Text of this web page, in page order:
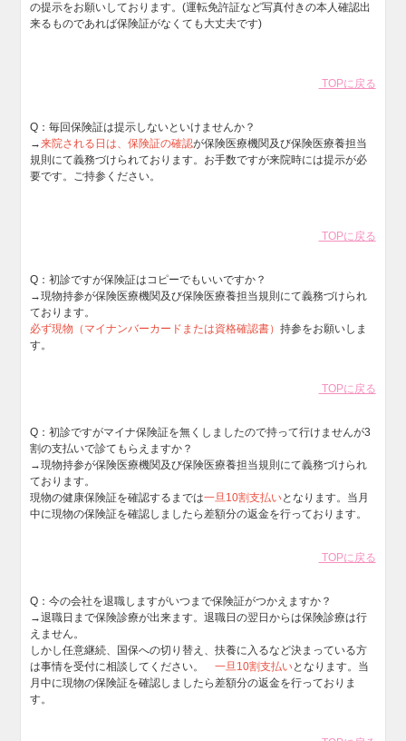
の提示をお願いしております。(運転免許証など写真付きの本人確認出
来るものであれば保険証がなくても大丈夫です)
TOPに戻る
Q：毎回保険証は提示しないといけませんか？
→来院される日は、保険証の確認が保険医療機関及び保険医療養担当
規則にて義務づけられております。お手数ですが来院時には提示が必
要です。ご持参ください。
TOPに戻る
Q：初診ですが保険証はコピーでもいいですか？
→現物持参が保険医療機関及び保険医療養担当規則にて義務づけられ
ております。
必ず現物（マイナンバーカードまたは資格確認書）持参をお願いしま
す。
TOPに戻る
Q：初診ですがマイナ保険証を無くしましたので持って行けませんが3
割の支払いで診てもらえますか？
→現物持参が保険医療機関及び保険医療養担当規則にて義務づけられ
ております。
現物の健康保険証を確認するまでは一旦10割支払いとなります。当月
中に現物の保険証を確認しましたら差額分の返金を行っております。
TOPに戻る
Q：今の会社を退職しますがいつまで保険証がつかえますか？
→退職日まで保険診療が出来ます。退職日の翌日からは保険診療は行
えません。
しかし任意継続、国保への切り替え、扶養に入るなど決まっている方
は事情を受付に相談してください。一旦10割支払いとなります。当
月中に現物の保険証を確認しましたら差額分の返金を行っておりま
す。